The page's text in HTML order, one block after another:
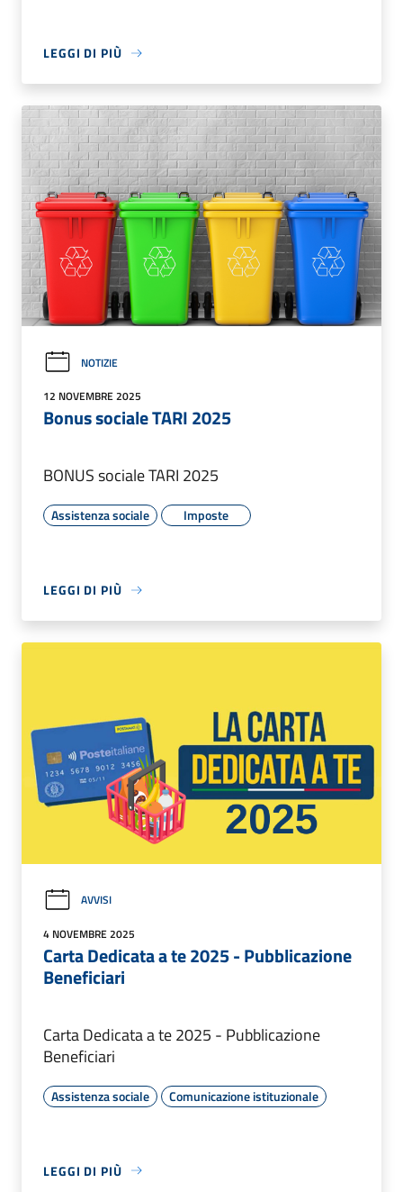
LEGGI DI PIÙ
NOTIZIE
12 NOVEMBRE 2025
Bonus sociale TARI 2025
BONUS sociale TARI 2025
Assistenza sociale Imposte
LEGGI DI PIÙ
AVVISI
4 NOVEMBRE 2025
Carta Dedicata a te 2025 - Pubblicazione
Beneficiari
Carta Dedicata a te 2025 - Pubblicazione
Beneficiari
Assistenza sociale Comunicazione istituzionale
LEGGI DI PIÙ